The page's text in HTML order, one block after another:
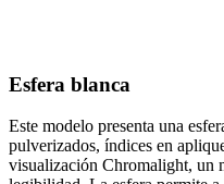
Esfera blanca
Este modelo presenta una
pulverizados, índices en
visualización Chromalight, un